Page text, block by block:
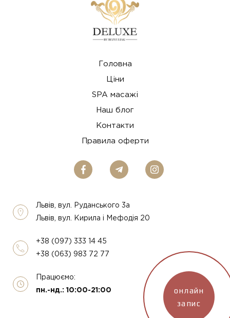
Головна
Ціни
SPA масажі
Наш блог
Контакти
Правила оферти
Львів, вул. Руданського 3а
Львів, вул. Кирила і Мефодія 20
+38 (097) 333 14 45
+38 (063) 983 72 77
Працюємо:
пн.-нд.: 10:00-21:00
онлайн
запис